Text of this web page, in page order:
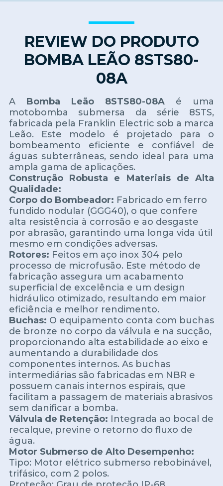
REVIEW DO PRODUTO
BOMBA LEÃO 8STS80-
08A
A Bomba Leão 8STS80-08A é uma
motobomba submersa da série 8STS,
fabricada pela Franklin Electric sob a marca
Leão. Este modelo é projetado para o
bombeamento eficiente e confiável de
águas subterrâneas, sendo ideal para uma
ampla gama de aplicações.
Construção Robusta e Materiais de Alta
Qualidade:
Corpo do Bombeador: Fabricado em ferro
fundido nodular (GGG40), o que confere
alta resistência à corrosão e ao desgaste
por abrasão, garantindo uma longa vida útil
mesmo em condições adversas.
Rotores: Feitos em aço inox 304 pelo
processo de microfusão. Este método de
fabricação assegura um acabamento
superficial de excelência e um design
hidráulico otimizado, resultando em maior
eficiência e melhor rendimento.
Buchas: O equipamento conta com buchas
de bronze no corpo da válvula e na sucção,
proporcionando alta estabilidade ao eixo e
aumentando a durabilidade dos
componentes internos. As buchas
intermediárias são fabricadas em NBR e
possuem canais internos espirais, que
facilitam a passagem de materiais abrasivos
sem danificar a bomba.
Válvula de Retenção: Integrada ao bocal de
recalque, previne o retorno do fluxo de
água.
Motor Submerso de Alto Desempenho:
Tipo: Motor elétrico submerso rebobinável,
trifásico, com 2 polos.